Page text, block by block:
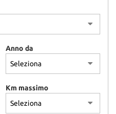
Anno da
Km massimo